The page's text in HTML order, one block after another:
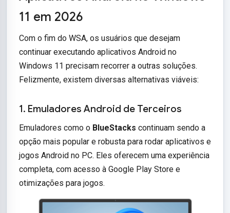
11 em 2026
Com o fim do WSA, os usuários que desejam
continuar executando aplicativos Android no
Windows 11 precisam recorrer a outras soluções.
Felizmente, existem diversas alternativas viáveis:
1. Emuladores Android de Terceiros
Emuladores como o BlueStacks continuam sendo a
opção mais popular e robusta para rodar aplicativos e
jogos Android no PC. Eles oferecem uma experiência
completa, com acesso à Google Play Store e
otimizações para jogos.